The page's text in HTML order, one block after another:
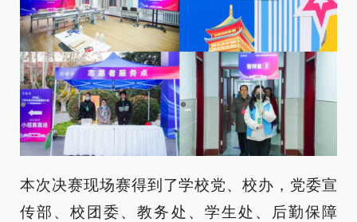
本次决赛现场赛得到了学校党、校办，党委宣
传部、校团委、教务处、学生处、后勤保障